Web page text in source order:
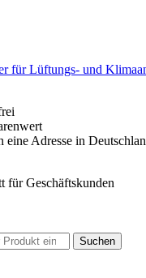
eine Adresse in
für Geschäftskunden
Suchen